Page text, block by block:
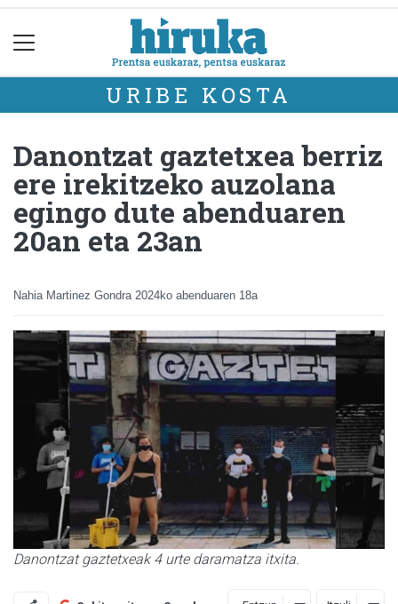
URIBE KOSTA
Danontzat gaztetxea berriz
ere irekitzeko auzolana
egingo dute abenduaren
20an eta 23an
Nahia Martinez Gondra 2024ko abenduaren 18a
Danontzat gaztetxeak 4 urte daramatza itxita.